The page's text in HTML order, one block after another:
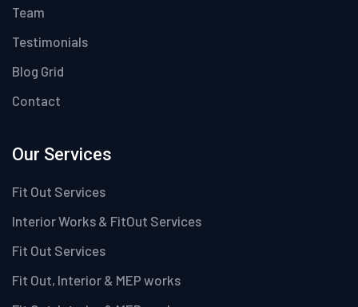
Team
Testimonials
Blog Grid
Contact
Our Services
Fit Out Services
Interior Works & FitOut Services
Fit Out Services
Fit Out, Interior & MEP works